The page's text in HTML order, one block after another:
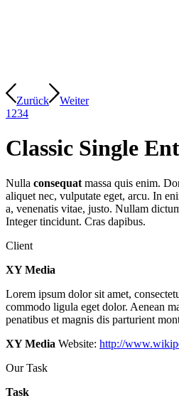
Zurück
Weiter
1 234
Classic Single
Nulla consequat massa quis enim.
aliquet nec, vulputate eget, arcu. In
a, venenatis vitae, justo. Nullam
Integer tincidunt. Cras dapibus.
Client
XY Media
Lorem ipsum dolor sit amet,
commodo ligula eget dolor. Aenean
penatibus et magnis dis parturient
XY Media Website: http://
Our Task
Task